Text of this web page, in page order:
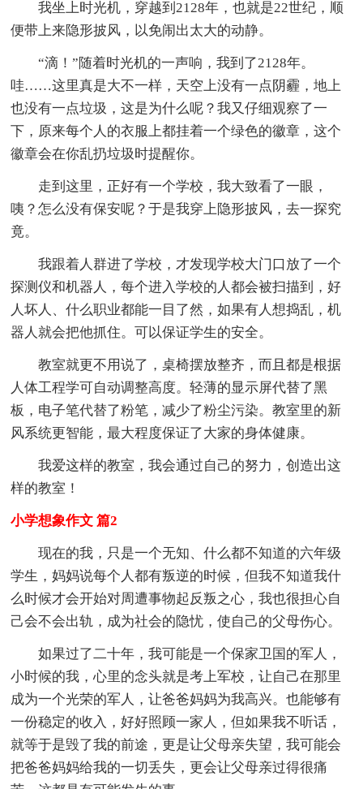
我坐上时光机，穿越到2128年，也就是22世纪，顺
便带上来隐形披风，以免闹出太大的动静。
“滴！”随着时光机的一声响，我到了2128年。
哇……这里真是大不一样，天空上没有一点阴霾，地上
也没有一点垃圾，这是为什么呢？我又仔细观察了一
下，原来每个人的衣服上都挂着一个绿色的徽章，这个
徽章会在你乱扔垃圾时提醒你。
走到这里，正好有一个学校，我大致看了一眼，
咦？怎么没有保安呢？于是我穿上隐形披风，去一探究
竟。
我跟着人群进了学校，才发现学校大门口放了一个
探测仪和机器人，每个进入学校的人都会被扫描到，好
人坏人、什么职业都能一目了然，如果有人想捣乱，机
器人就会把他抓住。可以保证学生的安全。
教室就更不用说了，桌椅摆放整齐，而且都是根据
人体工程学可自动调整高度。轻薄的显示屏代替了黑
板，电子笔代替了粉笔，减少了粉尘污染。教室里的新
风系统更智能，最大程度保证了大家的身体健康。
我爱这样的教室，我会通过自己的努力，创造出这
样的教室！
小学想象作文 篇2
现在的我，只是一个无知、什么都不知道的六年级
学生，妈妈说每个人都有叛逆的时候，但我不知道我什
么时候才会开始对周遭事物起反叛之心，我也很担心自
己会不会出轨，成为社会的隐忧，使自己的父母伤心。
如果过了二十年，我可能是一个保家卫国的军人，
小时候的我，心里的念头就是考上军校，让自己在那里
成为一个光荣的军人，让爸爸妈妈为我高兴。也能够有
一份稳定的收入，好好照顾一家人，但如果我不听话，
就等于是毁了我的前途，更是让父母亲失望，我可能会
把爸爸妈妈给我的一切丢失，更会让父母亲过得很痛